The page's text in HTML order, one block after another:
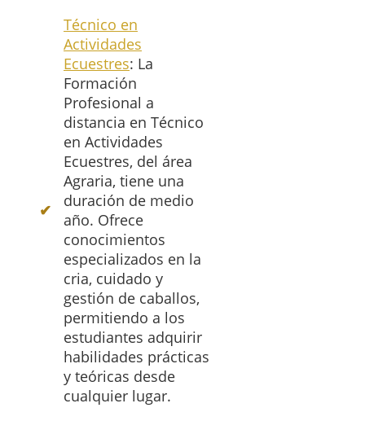
Técnico en
Actividades
Ecuestres: La
Formación
Profesional a
distancia en Técnico
en Actividades
Ecuestres, del área
Agraria, tiene una
duración de medio
año. Ofrece
conocimientos
especializados en la
cria, cuidado y
gestión de caballos,
permitiendo a los
estudiantes adquirir
habilidades prácticas
y teóricas desde
cualquier lugar.